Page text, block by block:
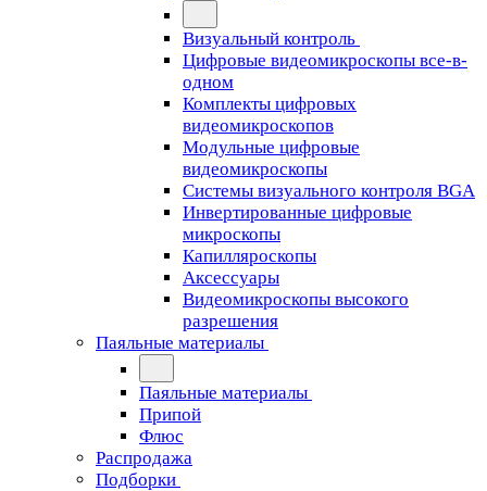
Визуальный контроль
Цифровые видеомикроскопы все-в-
одном
Комплекты цифровых
видеомикроскопов
Модульные цифровые
видеомикроскопы
Cистемы визуального контроля BGA
Инвертированные цифровые
микроскопы
Капилляроскопы
Аксессуары
Видеомикроскопы высокого
разрешения
Паяльные материалы
Паяльные материалы
Припой
Флюс
Распродажа
Подборки